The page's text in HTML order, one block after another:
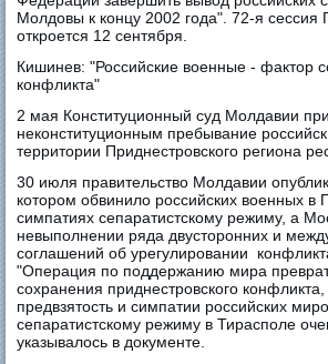
Молдовы к концу 2002 года". 72-я
откроется 12 сентября.
Кишинев: "Российские военные - фактор
конфликта"
2 мая Конституционный суд Молдавии
неконституционным пребывание
территории Приднестровского региона
30 июля правительство Молдавии
котором обвинило российских военных в
симпатиях сепаратистскому режиму, а
невыполнении ряда двусторонних и
соглашений об урегулировании
"Операция по поддержанию мира
сохранения приднестровского конфликта,
предвзятость и симпатии российских
сепаратистскому режиму в Тирасполе
указывалось в документе.